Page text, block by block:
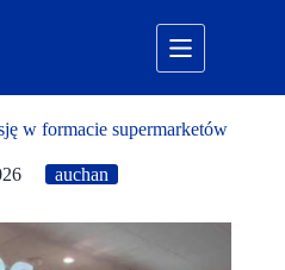
w formacie supermarketów
auchan